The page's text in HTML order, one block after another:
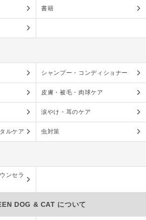
書籍
シャンプー・コンディショナー
皮膚・被毛・肉球ケア
涙やけ・耳のケア
ルケア 虫対策
ンセラ
DOG & CAT について